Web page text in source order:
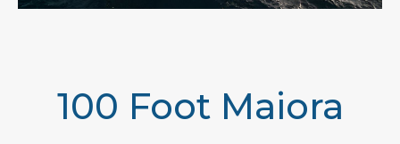
100 Foot Maiora